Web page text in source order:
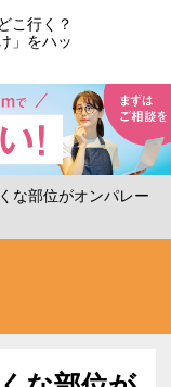
こ行く？
」をハッ
な部位がオンパレー